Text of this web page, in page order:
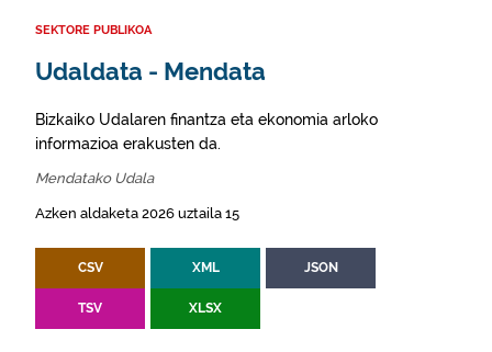
SEKTORE PUBLIKOA
Udaldata - Mendata
Bizkaiko Udalaren finantza eta ekonomia arloko
informazioa erakusten da.
Mendatako Udala
Azken aldaketa 2026 uztaila 15
CSV XML JSON
TSV XLSX